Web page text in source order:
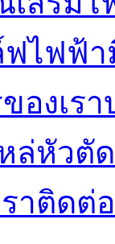
ฟไฟฟ้า
องเรา
ล่หัวตัด
าติดต่